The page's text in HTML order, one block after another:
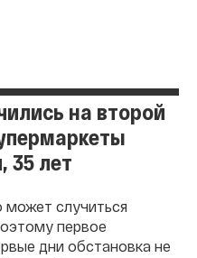
на второй
35 лет
может случиться
первое
дни обстановка не